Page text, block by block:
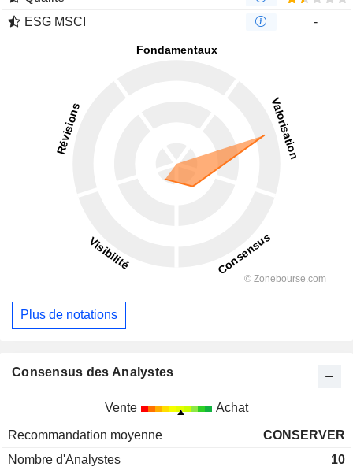
ESG MSCI
-
Plus de notations
Consensus des Analystes
Vente Achat
Recommandation moyenne
CONSERVER
Nombre d'Analystes
10